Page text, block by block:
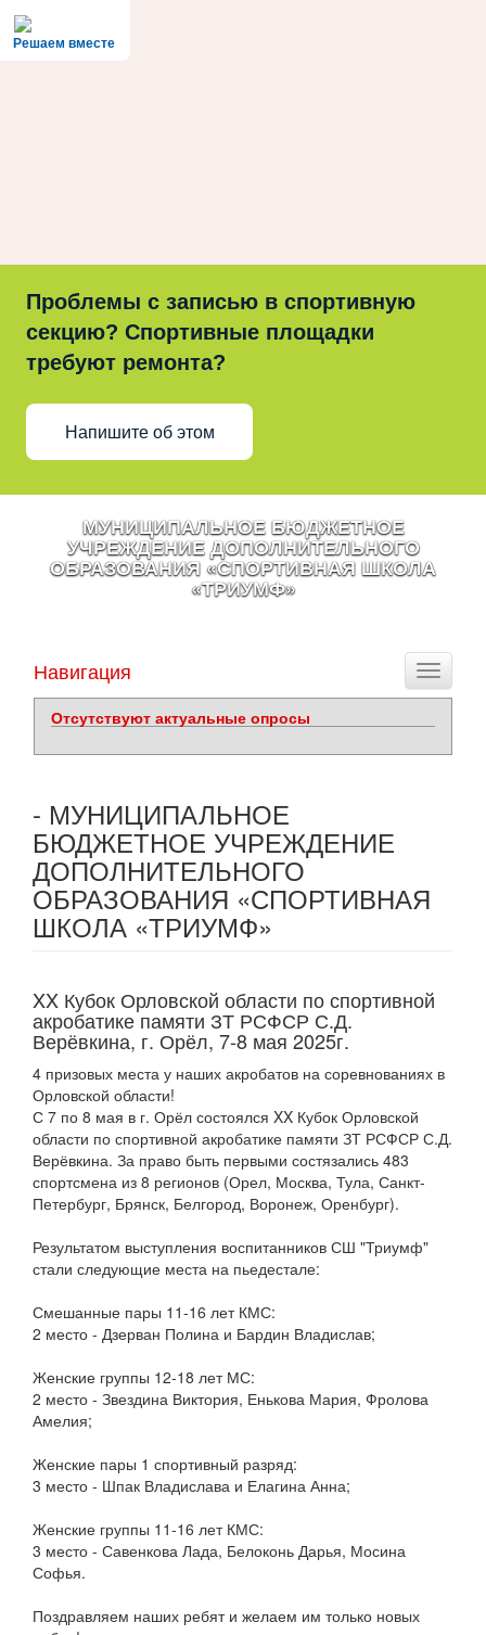
Решаем вместе
Проблемы с записью в спортивную
секцию? Спортивные площадки
требуют ремонта?
Напишите об этом
МУНИЦИПАЛЬНОЕ БЮДЖЕТНОЕ
УЧРЕЖДЕНИЕ ДОПОЛНИТЕЛЬНОГО
ОБРАЗОВАНИЯ «СПОРТИВНАЯ ШКОЛА
«ТРИУМФ»
Toggle
Навигация
Отсутствуют актуальные опросы
- МУНИЦИПАЛЬНОЕ
БЮДЖЕТНОЕ УЧРЕЖДЕНИЕ
ДОПОЛНИТЕЛЬНОГО
ОБРАЗОВАНИЯ «СПОРТИВНАЯ
ШКОЛА «ТРИУМФ»
XX Кубок Орловской области по спортивной
акробатике памяти ЗТ РСФСР С.Д.
Верёвкина, г. Орёл, 7-8 мая 2025г.
4 призовых места у наших акробатов на соревнованиях в
Орловской области!
С 7 по 8 мая в г. Орёл состоялся XX Кубок Орловской
области по спортивной акробатике памяти ЗТ РСФСР С.Д.
Верёвкина. За право быть первыми состязались 483
спортсмена из 8 регионов (Орел, Москва, Тула, Санкт-
Петербург, Брянск, Белгород, Воронеж, Оренбург).
Результатом выступления воспитанников СШ "Триумф"
стали следующие места на пьедестале:
Смешанные пары 11-16 лет КМС:
2 место - Дзерван Полина и Бардин Владислав;
Женские группы 12-18 лет МС:
2 место - Звездина Виктория, Енькова Мария, Фролова
Амелия;
Женские пары 1 спортивный разряд:
3 место - Шпак Владислава и Елагина Анна;
Женские группы 11-16 лет КМС:
3 место - Савенкова Лада, Белоконь Дарья, Мосина
Софья.
Поздравляем наших ребят и желаем им только новых